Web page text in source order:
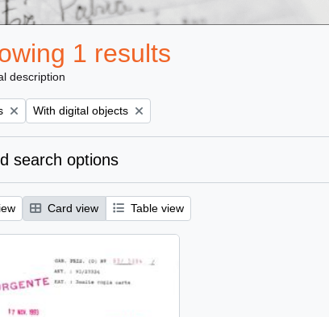
1 results
description
Remove filter:
With digital objects
search options
Card view Table view